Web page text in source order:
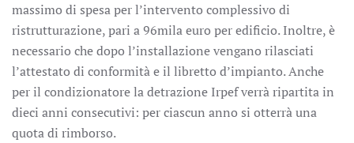
massimo di spesa per l’intervento complessivo di
ristrutturazione, pari a 96mila euro per edificio. Inoltre, è
necessario che dopo l’installazione vengano rilasciati
l’attestato di conformità e il libretto d’impianto. Anche
per il condizionatore la detrazione Irpef verrà ripartita in
dieci anni consecutivi: per ciascun anno si otterrà una
quota di rimborso.